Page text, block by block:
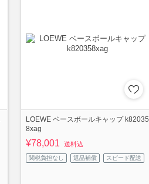
LOEWE ベースボールキャップ k82035
8xag
¥78,001 送料込
関税負担なし 返品補償 スピード配送